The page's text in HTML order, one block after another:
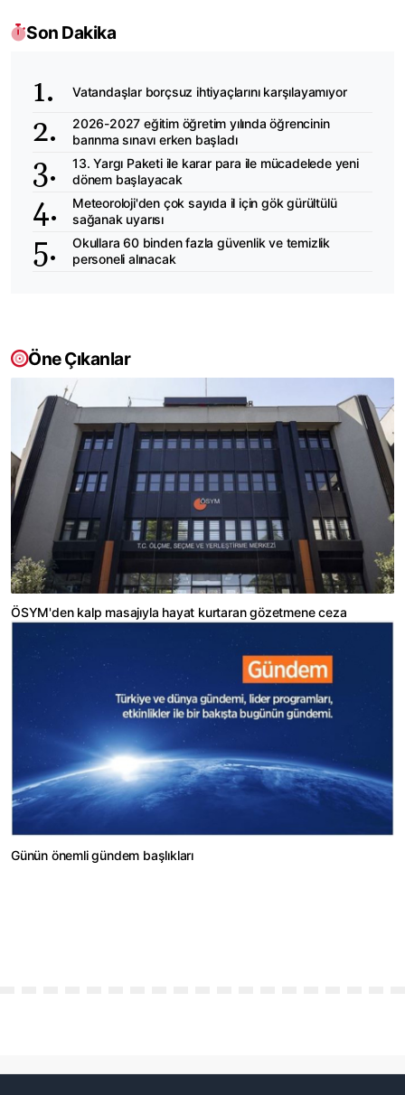
Son Dakika
Vatandaşlar borçsuz ihtiyaçlarını karşılayamıyor
2026-2027 eğitim öğretim yılında öğrencinin
barınma sınavı erken başladı
13. Yargı Paketi ile karar para ile mücadelede yeni
dönem başlayacak
Meteoroloji'den çok sayıda il için gök gürültülü
sağanak uyarısı
Okullara 60 binden fazla güvenlik ve temizlik
personeli alınacak
Öne Çıkanlar
ÖSYM'den kalp masajıyla hayat kurtaran gözetmene ceza
Günün önemli gündem başlıkları